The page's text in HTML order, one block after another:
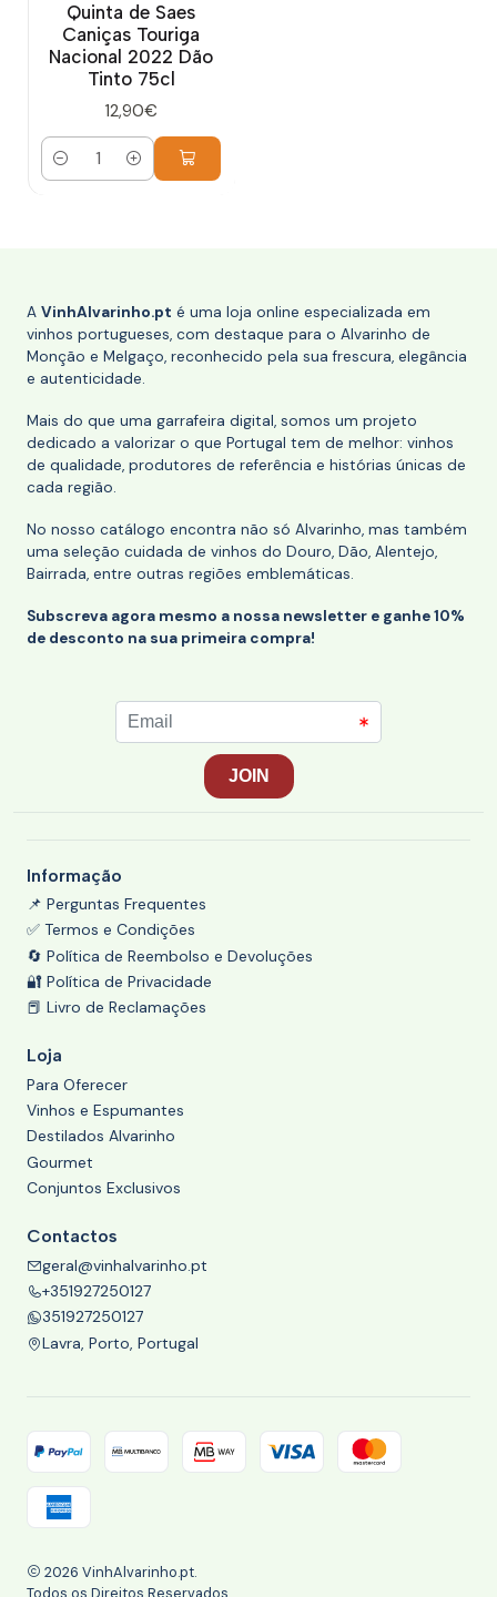
Quinta de Saes
Caniças Touriga
Nacional 2022 Dão
Tinto 75cl
12,90€
Quantidade
A VinhAlvarinho.pt é uma loja online especializada em
vinhos portugueses, com destaque para o Alvarinho de
Monção e Melgaço, reconhecido pela sua frescura, elegância
e autenticidade.
Mais do que uma garrafeira digital, somos um projeto
dedicado a valorizar o que Portugal tem de melhor: vinhos
de qualidade, produtores de referência e histórias únicas de
cada região.
No nosso catálogo encontra não só Alvarinho, mas também
uma seleção cuidada de vinhos do Douro, Dão, Alentejo,
Bairrada, entre outras regiões emblemáticas.
Subscreva agora mesmo a nossa newsletter e ganhe 10%
de desconto na sua primeira compra!
Informação
📌 Perguntas Frequentes
✅ Termos e Condições
🔄 Política de Reembolso e Devoluções
🔐 Política de Privacidade
📕 Livro de Reclamações
Loja
Para Oferecer
Vinhos e Espumantes
Destilados Alvarinho
Gourmet
Conjuntos Exclusivos
Contactos
geral@vinhalvarinho.pt
+351927250127
351927250127
Lavra, Porto, Portugal
2026 VinhAlvarinho.pt.
Todos os Direitos Reservados.